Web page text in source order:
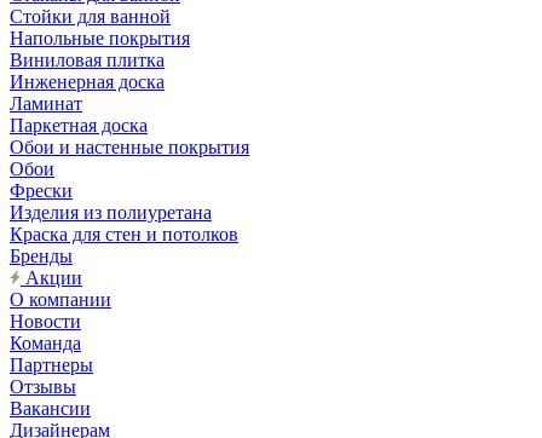
Стойки для ванной
Напольные покрытия
Виниловая плитка
Инженерная доска
Ламинат
Паркетная доска
Обои и настенные покрытия
Обои
Фрески
Изделия из полиуретана
Краска для стен и потолков
Бренды
Акции
О компании
Новости
Команда
Партнеры
Отзывы
Вакансии
Дизайнерам